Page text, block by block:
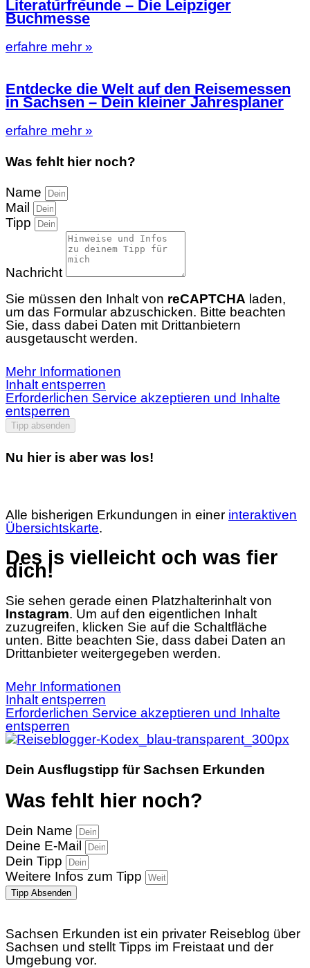
Literaturfreunde – Die Leipziger
Buchmesse
erfahre mehr »
Entdecke die Welt auf den Reisemessen
in Sachsen – Dein kleiner Jahresplaner
erfahre mehr »
Was fehlt hier noch?
Name
Mail
Tipp
Nachricht
Sie müssen den Inhalt von reCAPTCHA laden,
um das Formular abzuschicken. Bitte beachten
Sie, dass dabei Daten mit Drittanbietern
ausgetauscht werden.
Mehr Informationen
Inhalt entsperren
Erforderlichen Service akzeptieren und Inhalte
entsperren
Tipp absenden
Nu hier is aber was los!
Alle bisherigen Erkundungen in einer interaktiven
Übersichtskarte.
Des is vielleicht och was fier
dich!
Sie sehen gerade einen Platzhalterinhalt von
Instagram. Um auf den eigentlichen Inhalt
zuzugreifen, klicken Sie auf die Schaltfläche
unten. Bitte beachten Sie, dass dabei Daten an
Drittanbieter weitergegeben werden.
Mehr Informationen
Inhalt entsperren
Erforderlichen Service akzeptieren und Inhalte
entsperren
Dein Ausflugstipp für Sachsen Erkunden
Was fehlt hier noch?
Dein Name
Deine E-Mail
Dein Tipp
Weitere Infos zum Tipp
Tipp Absenden
Sachsen Erkunden ist ein privater Reiseblog über
Sachsen und stellt Tipps im Freistaat und der
Umgebung vor.